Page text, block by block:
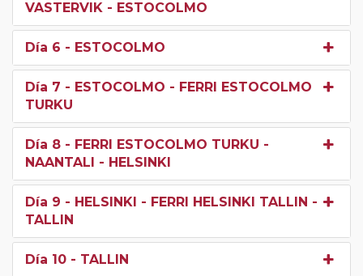
VASTERVIK - ESTOCOLMO
Día 6 - ESTOCOLMO
Día 7 - ESTOCOLMO - FERRI ESTOCOLMO
TURKU
Día 8 - FERRI ESTOCOLMO TURKU -
NAANTALI - HELSINKI
Día 9 - HELSINKI - FERRI HELSINKI TALLIN -
TALLIN
Día 10 - TALLIN